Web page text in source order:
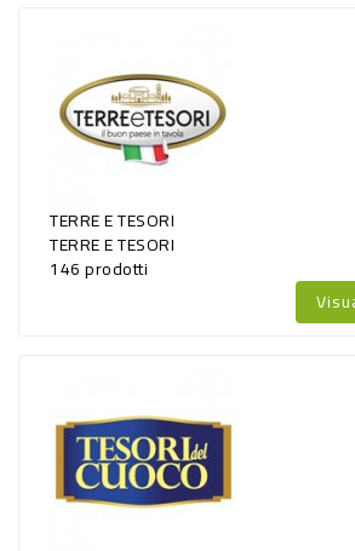
TERRE E TESORI
TERRE E TESORI
146 prodotti